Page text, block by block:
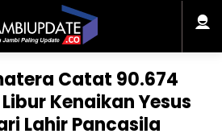
Catat 90.674
Kenaikan Yesus
Lahir Pancasila